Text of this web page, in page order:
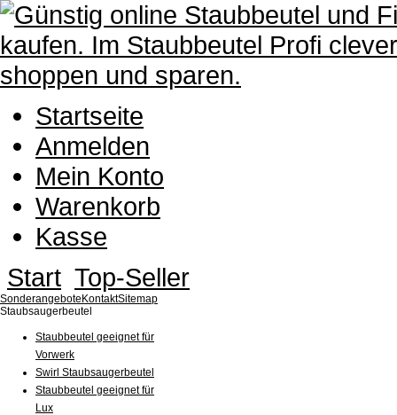
Startseite
Anmelden
Mein Konto
Warenkorb
Kasse
Start Top-Seller
Sonderangebote KontaktSitemap
Staubsaugerbeutel
Staubbeutel geeignet für
Vorwerk
Swirl Staubsaugerbeutel
Staubbeutel geeignet für
Lux